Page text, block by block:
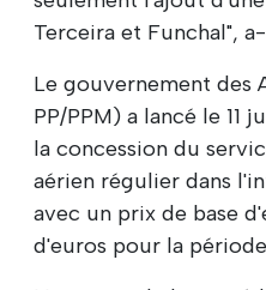
Terceira et Funchal",
Le gouvernement des
PP/PPM) a lancé le 11
la concession du
aérien régulier dans
avec un prix de base
d'euros pour la